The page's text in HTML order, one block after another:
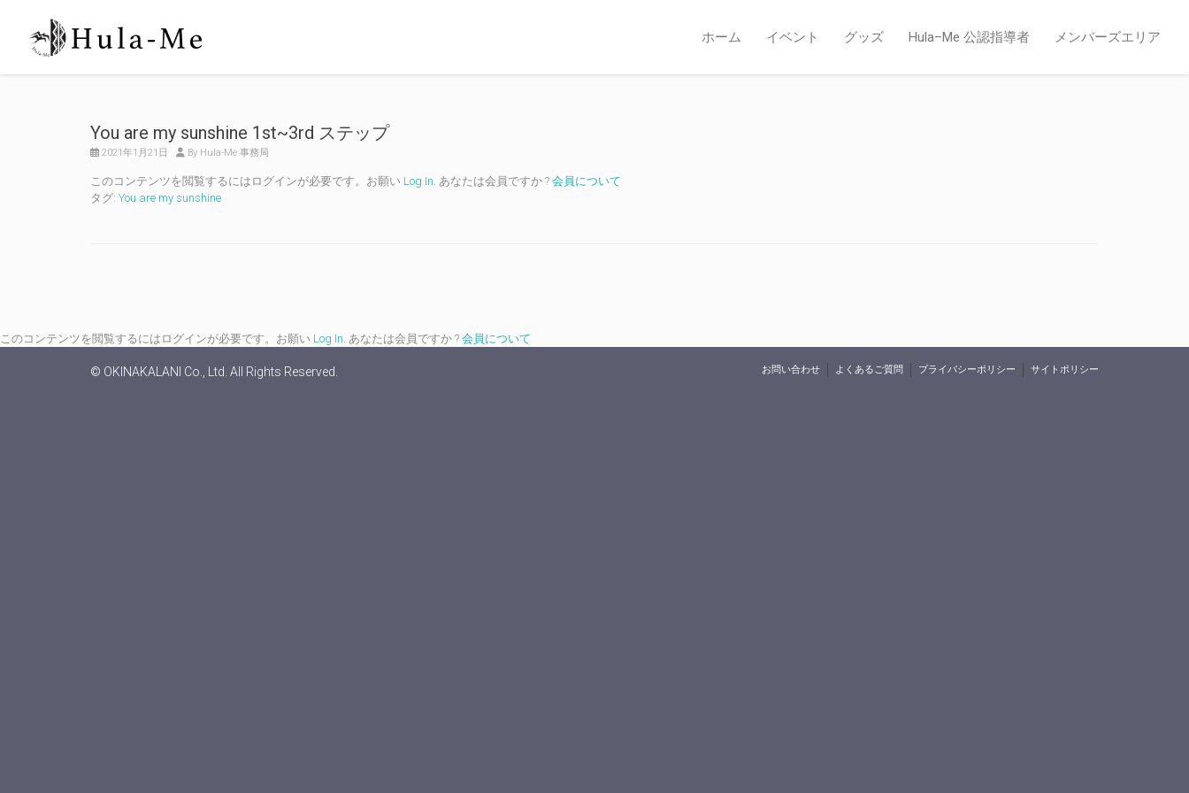
ホーム イベント グッズ Hula–Me 公認指導者 メンバーズエリア
You are my sunshine 1st~3rd ステップ
2021年1月21日 By Hula-Me 事務局
このコンテンツを閲覧するにはログインが必要です。お願い Log In. あなたは会員ですか ? 会員について
タグ: You are my sunshine
このコンテンツを閲覧するにはログインが必要です。お願い Log In. あなたは会員ですか ? 会員について
© OKINAKALANI Co., Ltd. All Rights Reserved. お問い合わせ よくあるご質問 プライバシーポリシー サイトポリシー